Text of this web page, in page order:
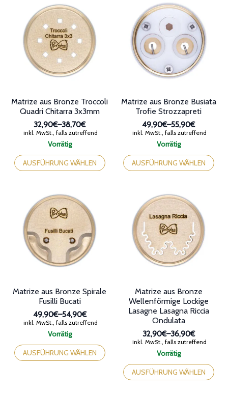
Optionen
können
der
Produktseite
gewählt
Optionen
können
auf
Produktseite
Vorrätig
Matrize aus Bronze Troccoli
Quadri Chitarra 3x3mm
32,90€–38,70€
Preisspanne:
32,90€
38,70€
inkl. MwSt., falls zutreffend
AUSFÜHRUNG WÄHLEN
Dieses
Produkt
weist
Optionen
können
Produktseite
Vorrätig
Matrize aus Bronze Busiata
Trofie Strozzapreti
49,90€–55,90€
Preisspanne:
49,90€
55,90€
inkl. MwSt., falls zutreffend
AUSFÜHRUNG WÄHLEN
Dieses
Produkt
weist
Optionen
können
Produktseite
Vorrätig
Matrize aus Bronze Spirale
Fusilli Bucati
49,90€–54,90€
Preisspanne:
49,90€
54,90€
inkl. MwSt., falls zutreffend
AUSFÜHRUNG WÄHLEN
Dieses
Produkt
weist
Vorrätig
Matrize aus Bronze
Wellenförmige Lockige
Lasagne Lasagna Riccia
Ondulata
32,90€–36,90€
Preisspanne:
32,90€
36,90€
inkl. MwSt., falls zutreffend
AUSFÜHRUNG WÄHLEN
Dieses
Produkt
weist